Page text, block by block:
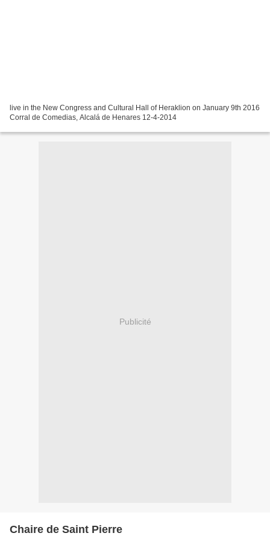
live in the New Congress and Cultural Hall of Heraklion on January 9th 2016
Corral de Comedias, Alcalá de Henares 12-4-2014
Publicité
Chaire de Saint Pierre